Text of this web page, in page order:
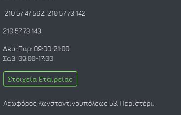
210 57 47 562, 210 57 73 142
210 57 73 143
Δευ-Παρ: 09:00-21:00
Σαβ: 09:00-17:00
Στοιχεία Εταιρείας
Λεωφόρος Κωνσταντινουπόλεως 53, Περιστέρι.